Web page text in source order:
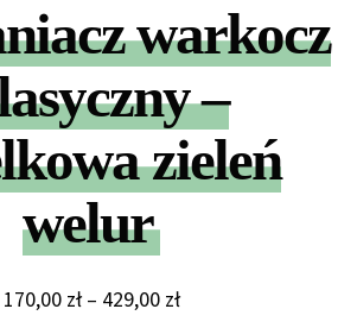
warkocz
–
zieleń
welur
170,00 zł – 429,00 złZakres